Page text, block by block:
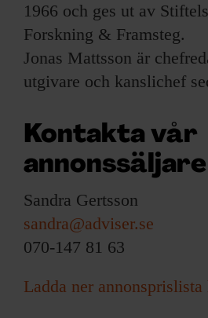
PRENUMERERA PÅ F&F
ANNONSERA I F&F
1966 och ges ut av
Forskning & Framsteg.
Jonas Mattsson är
utgivare och kanslichef
Kontakta vår
annonssäljare
Sandra Gertsson
sandra@adviser.se
070-147 81 63
Ladda ner annonsprislista